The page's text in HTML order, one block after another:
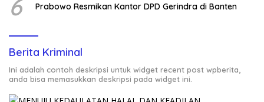
6 Prabowo Resmikan Kantor DPD Gerindra di Banten
Berita Kriminal
Ini adalah contoh deskripsi untuk widget recent post wpberita,
anda bisa memasukkan deskripsi pada widget ini.